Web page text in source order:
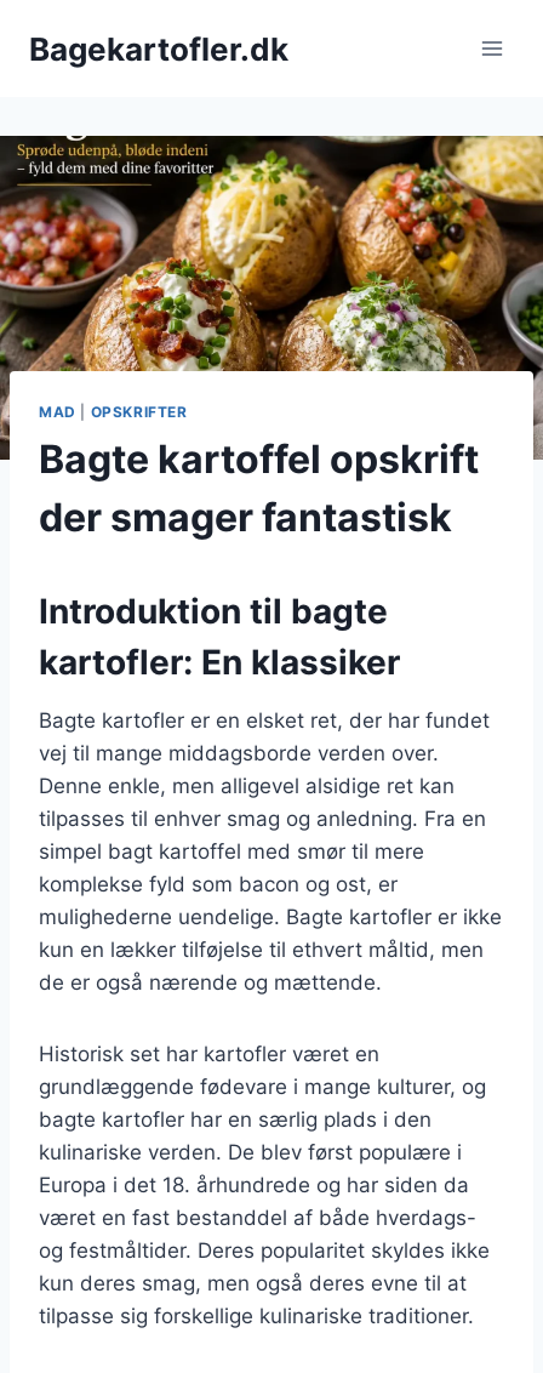
Bagekartofler.dk
MAD OPSKRIFTER
Bagte kartoffel opskrift
der smager fantastisk
Introduktion til bagte
kartofler: En klassiker
Bagte kartofler er en elsket ret, der har fundet
vej til mange middagsborde verden over.
Denne enkle, men alligevel alsidige ret kan
tilpasses til enhver smag og anledning. Fra en
simpel bagt kartoffel med smør til mere
komplekse fyld som bacon og ost, er
mulighederne uendelige. Bagte kartofler er ikke
kun en lækker tilføjelse til ethvert måltid, men
de er også nærende og mættende.
Historisk set har kartofler været en
grundlæggende fødevare i mange kulturer, og
bagte kartofler har en særlig plads i den
kulinariske verden. De blev først populære i
Europa i det 18. århundrede og har siden da
været en fast bestanddel af både hverdags-
og festmåltider. Deres popularitet skyldes ikke
kun deres smag, men også deres evne til at
tilpasse sig forskellige kulinariske traditioner.